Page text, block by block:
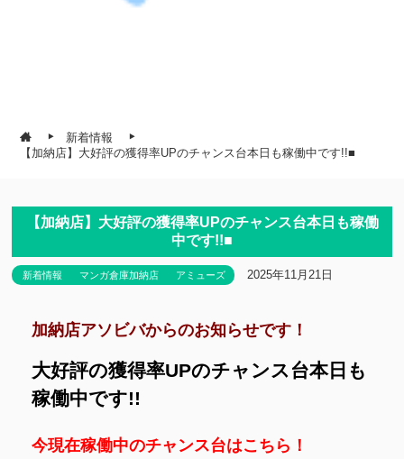
新着情報
【加納店】大好評の獲得率UPのチャンス台本日も稼働中です!!■
【加納店】大好評の獲得率UPのチャンス台本日も稼働
中です!!■
新着情報 マンガ倉庫加納店 アミューズ 2025年11月21日
加納店アソビバからのお知らせです！
大好評の獲得率UPのチャンス台本日も
稼働中です!!
今現在稼働中のチャンス台はこちら！